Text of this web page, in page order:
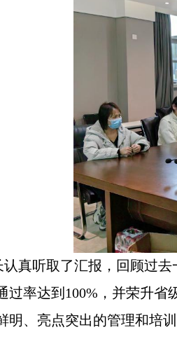
认真听取了汇报，回顾过
过率达到100%，并荣升
明、亮点突出的管理和培